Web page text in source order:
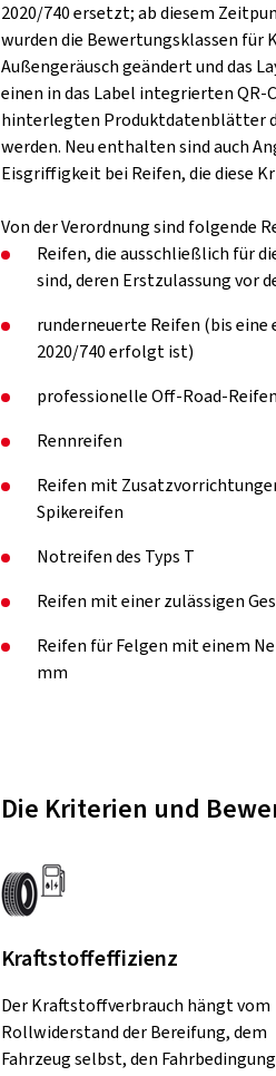
2020/740 ersetzt; ab diesem
wurden die Bewertungsklassen
Außengeräusch geändert und das
einen in das Label integrierten QR-
hinterlegten Produktdatenblätter
werden. Neu enthalten sind auch
Eisgriffigkeit bei Reifen, die diese
Von der Verordnung sind folgende
Reifen, die ausschließlich für
sind, deren Erstzulassung vor
runderneuerte Reifen (bis eine
2020/740 erfolgt ist)
professionelle Off-Road-Reifen
Rennreifen
Reifen mit
Spikereifen
Notreifen des Typs T
Reifen mit einer zulässigen
Reifen für Felgen mit einem
mm
Die Kriterien und
Kraftstoffeffizienz
Der Kraftstoffverbrauch hängt vom
Rollwiderstand der Bereifung, dem
Fahrzeug selbst, den